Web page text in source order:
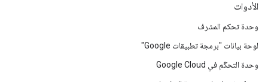
الأدوات
وحدة تحكم المشرف
لوحة بيانات "برمجة تطبيقات Google"
وحدة التحكّم في Google Cloud